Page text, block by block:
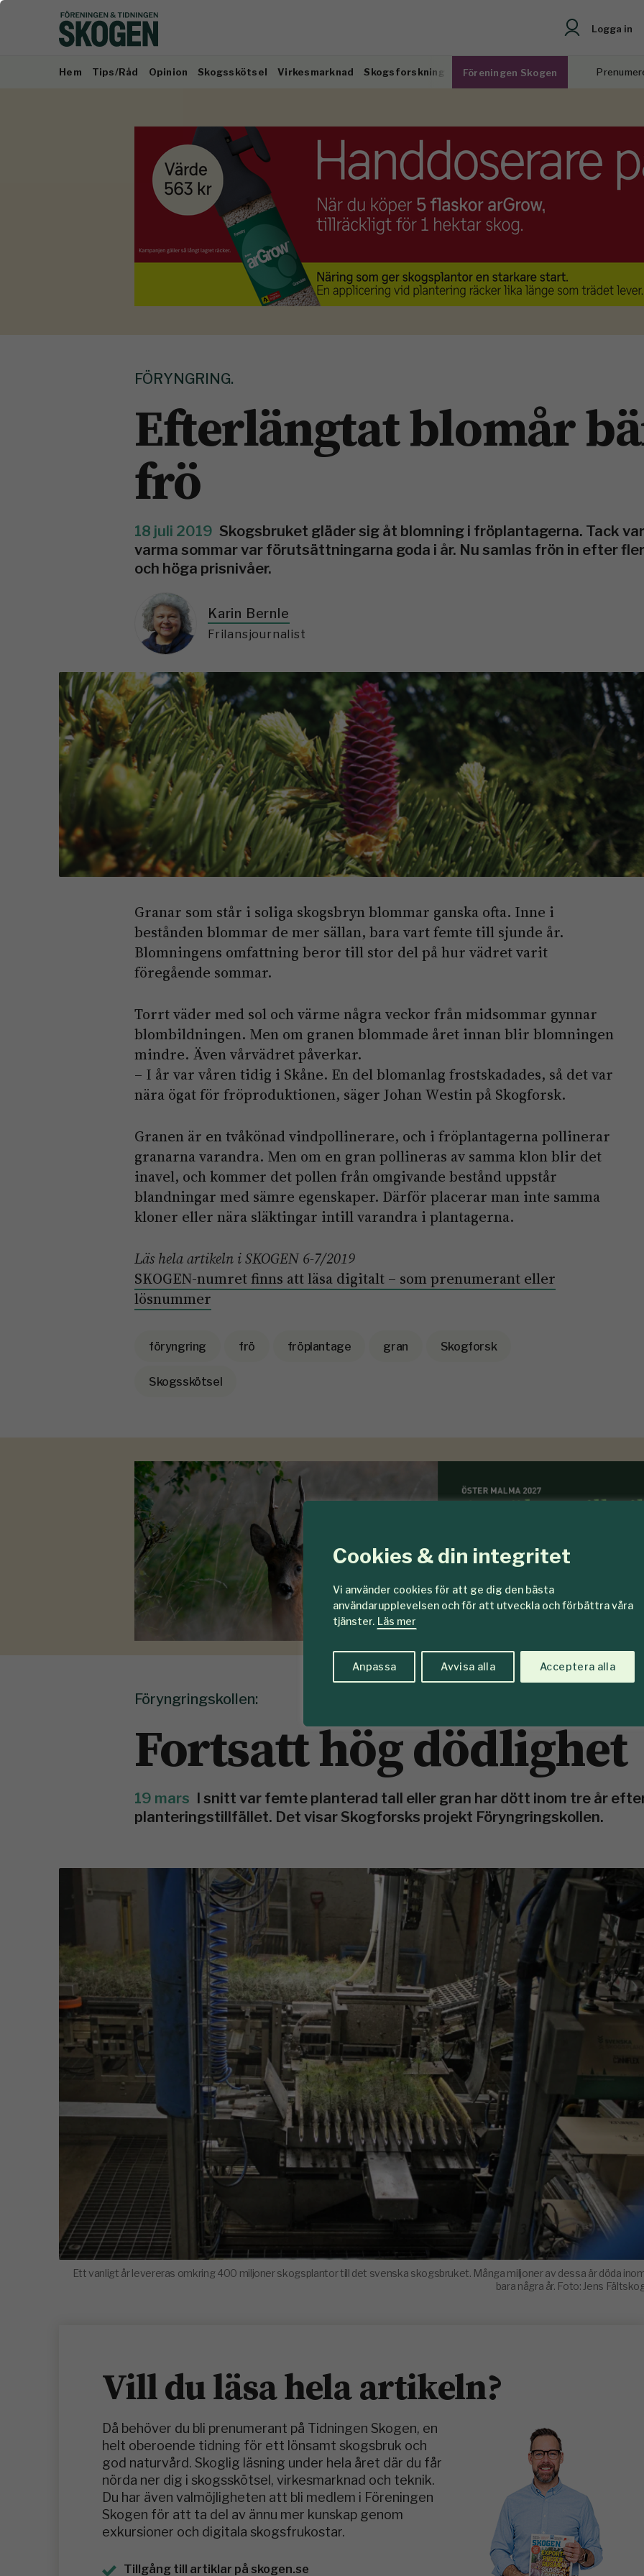
Cookies & din integritet
Vi använder cookies för att ge dig den bästa
användarupplevelsen och för att utveckla och förbättra våra
tjänster. Läs mer
Anpassa Avvisa alla Acceptera alla
Logga in
Hem Tips/Råd Opinion Skogsskötsel Virkesmarknad Skogsforskning Föreningen Skogen
FÖRYNGRING.
Efterlängtat blomår
frö
18 juli 2019 Skogsbruket ­gläder sig åt blomning i frö­plantagerna. Tack
varma sommar var förutsättningarna goda i år. Nu ­samlas frön in efter
och höga prisnivåer.
Karin Bernle
Frilansjournalist
Granar som står i soliga skogsbryn blommar ganska ofta. Inne i
bestånden blommar de mer sällan, bara vart femte till sjunde år.
Blomningens omfattning beror till stor del på hur vädret varit
föregående sommar.
Torrt väder med sol och värme några veckor från midsommar gynnar
blombildningen. Men om granen blommade året innan blir blomningen
mindre. Även vårvädret påverkar.
– I år var våren tidig i Skåne. En del blomanlag frostskadades, så det var
nära ögat för fröproduktionen, säger Johan Westin på Skogforsk.
Granen är en tvåkönad vindpollinerare, och i fröplantagerna pollinerar
granarna varandra. Men om en gran pollineras av samma klon blir det
inavel, och kommer det pollen från omgivande bestånd uppstår
blandningar med sämre egenskaper. Därför placerar man inte samma
kloner eller nära släktingar intill varandra i plantagerna.
Läs hela artikeln i SKOGEN 6-7/2019
SKOGEN-numret finns att läsa digitalt – som prenumerant eller
lösnummer
föryngring frö fröplantage gran Skogforsk
Skogsskötsel
Föryngringskollen:
Fortsatt hög dödlighet
19 mars I snitt var femte planterad tall eller gran har dött inom tre år
planteringstillfället. Det visar Skogforsks projekt Föryngringskollen.
Ett vanligt år levereras omkring 400 miljoner skogsplantor till det svenska skogsbruket. Många miljoner av dessa är döda
bara några år. Foto: Jens
Vill du läsa hela artikeln?
Då behöver du bli prenumerant på Tidningen Skogen, en
helt oberoende tidning för ett lönsamt skogsbruk och
god naturvård. Skoglig läsning under hela året där du får
nörda ner dig i skogsskötsel, virkesmarknad och teknik.
Du har även valmöjligheten att bli medlem i Föreningen
Skogen för att ta del av ännu mer kunskap genom
exkursioner och digitala skogsfrukostar.
Tillgång till artiklar på skogen.se